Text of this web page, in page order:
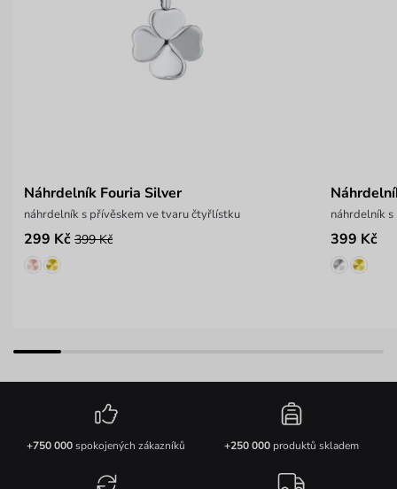
Náhrdelník Fouria Silver
náhrdelník s přívěskem ve tvaru čtyřlístku
299 Kč 399 Kč
náhrdelník
399 Kč
+750 000spokojených zákazníků +250 000produktů skladem